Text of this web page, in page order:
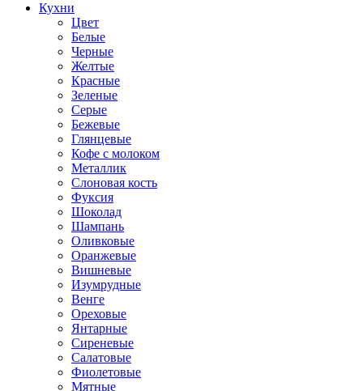
Кухни
Цвет
Белые
Черные
Желтые
Красные
Зеленые
Серые
Бежевые
Глянцевые
Кофе с молоком
Металлик
Слоновая кость
Фуксия
Шоколад
Шампань
Оливковые
Оранжевые
Вишневые
Изумрудные
Венге
Ореховые
Янтарные
Сиреневые
Салатовые
Фиолетовые
Мятные